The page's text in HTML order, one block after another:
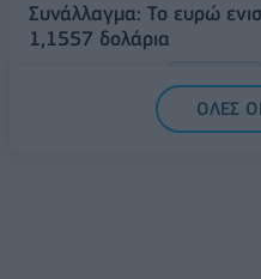
Συνάλλαγμα: Το ευρώ
1,1557 δολάρια
ΟΛΕΣ